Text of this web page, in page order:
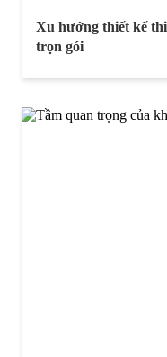
Xu hướng thiết kế
trọn gói